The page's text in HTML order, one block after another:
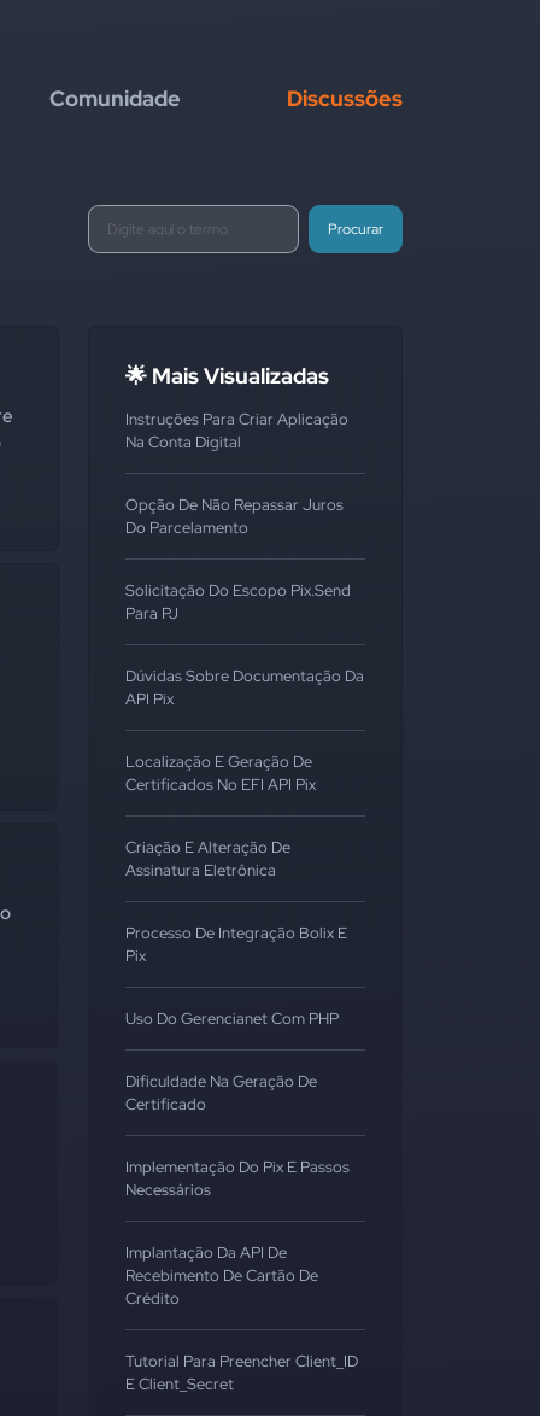
Comunidade Discussões
Procurar
🌟 Mais Visualizadas
Instruções Para Criar Aplicação
Na Conta Digital
Opção De Não Repassar Juros
Do Parcelamento
Solicitação Do Escopo Pix.send
Para PJ
Dúvidas Sobre Documentação Da
API Pix
Localização E Geração De
Certificados No EFI API Pix
Criação E Alteração De
Assinatura Eletrônica
Processo De Integração Bolix E
Pix
Uso Do Gerencianet Com PHP
Dificuldade Na Geração De
Certificado
Implementação Do Pix E Passos
Necessários
Implantação Da API De
Recebimento De Cartão De
Crédito
Tutorial Para Preencher Client_ID
E Client_Secret